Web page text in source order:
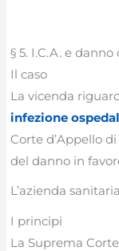
§ 5. I.C.A. e danno
Il caso
La vicenda
infezione
Corte d’Appello
del danno in
L’azienda
I principi
La Suprema